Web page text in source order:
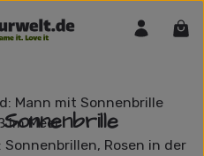
Rosen in der